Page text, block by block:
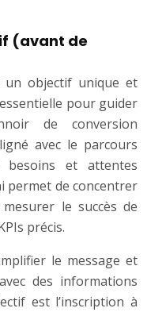
(avant de
un objectif unique et
pour guider
de conversion
avec le parcours
et attentes
permet de concentrer
le succès de
précis.
le message et
des informations
est l’inscription à